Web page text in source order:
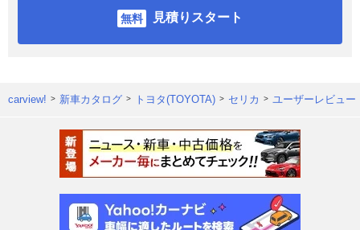
見積りスタート
carview! 新車カタログ トヨタ(TOYOTA) セリカ ユーザーレビュー